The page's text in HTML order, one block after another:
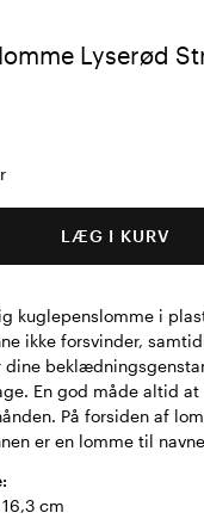
Lyserød
LÆG I KURV
kuglepenslomme i
ikke forsvinder,
dine
En god måde altid at
På forsiden af
er en lomme til
cm